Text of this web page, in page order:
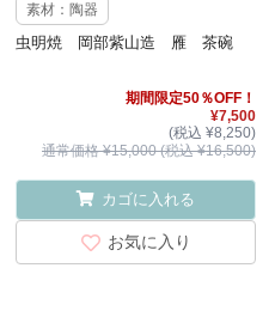
素材：陶器
虫明焼 岡部紫山造 雁 茶碗
期間限定50％OFF！
¥7,500
(税込 ¥8,250)
通常価格 ¥15,000 (税込 ¥16,500)
カゴに入れる
お気に入り